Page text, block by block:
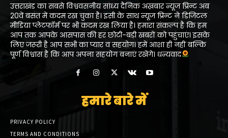
उत्तराखंड का सबसे विश्ववसनीय सांध्य दैनिक अख़बार न्यूज प्रिन्ट अब
20वें बसंत में कदम रख चुका है। इसी के साथ न्यूज प्रिन्ट ने डिजिटल
मीडिया प्लेटफॉर्म पर भी कदम रख लिया है। हमारा संकल्प है कि हम
आप तक आपके आसपास की हर छोटी-बड़ी खबरों को पहुंचाएं। इसके
लिए जरूरी है आप सभी का प्यार व सहयोग। हमें आशा ही नहीं बल्कि
पूर्ण विश्वास है कि आप अपना सहयोग बनाएं रखेंगे। धन्यवाद
हमारे बारे में
PRIVACY POLICY
TERMS AND CONDITIONS